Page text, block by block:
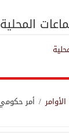
الأوامر /
المحلية